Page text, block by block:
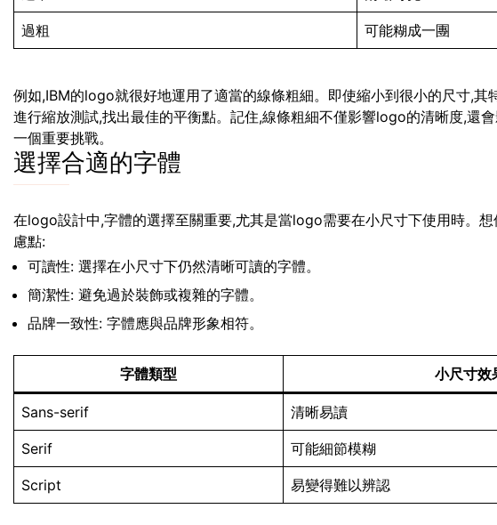
過粗 可能糊成一團
例如,IBM的logo就很好地運用了適當的線條粗細。即使縮小到很小的尺寸,
進行縮放測試,找出最佳的平衡點。記住,線條粗細不僅影響logo的清晰度,還
一個重要挑戰。
選擇合適的字體
在logo設計中,字體的選擇至關重要,尤其是當logo需要在小尺寸下使用時。
慮點:
可讀性: 選擇在小尺寸下仍然清晰可讀的字體。
簡潔性: 避免過於裝飾或複雜的字體。
品牌一致性: 字體應與品牌形象相符。
字體類型 小尺寸效
Sans-serif 清晰易讀
Serif 可能細節模糊
Script 易變得難以辨認